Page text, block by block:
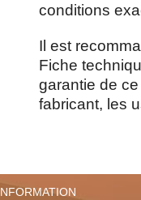
conditions
Il est
Fiche
garantie de
fabricant, les